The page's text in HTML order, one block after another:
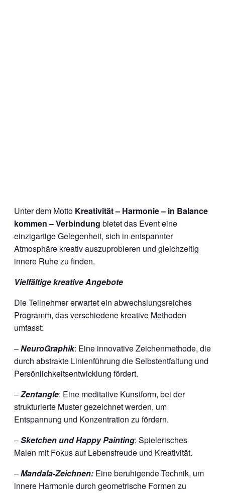
Unter dem Motto Kreativität – Harmonie – in Balance
kommen – Verbindung bietet das Event eine
einzigartige Gelegenheit, sich in entspannter
Atmosphäre kreativ auszuprobieren und gleichzeitig
innere Ruhe zu finden.
Vielfältige kreative Angebote
Die Teilnehmer erwartet ein abwechslungsreiches
Programm, das verschiedene kreative Methoden
umfasst:
–NeuroGraphik: Eine innovative Zeichenmethode, die
durch abstrakte Linienführung die Selbstentfaltung und
Persönlichkeitsentwicklung fördert.
–Zentangle: Eine meditative Kunstform, bei der
strukturierte Muster gezeichnet werden, um
Entspannung und Konzentration zu fördern.
–Sketchen und Happy Painting: Spielerisches
Malen mit Fokus auf Lebensfreude und Kreativität.
–Mandala-Zeichnen: Eine beruhigende Technik, um
innere Harmonie durch geometrische Formen zu